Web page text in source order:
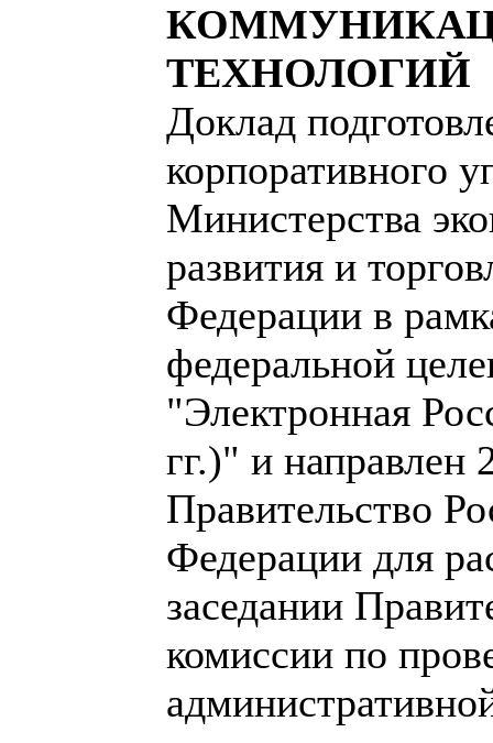
ТЕХНОЛОГИЙ
Доклад
корпоративного
Министерства
развития и
Федерации в
федеральной
"Электронная
гг.)" и направлен
Правительство
Федерации для
заседании
комиссии по